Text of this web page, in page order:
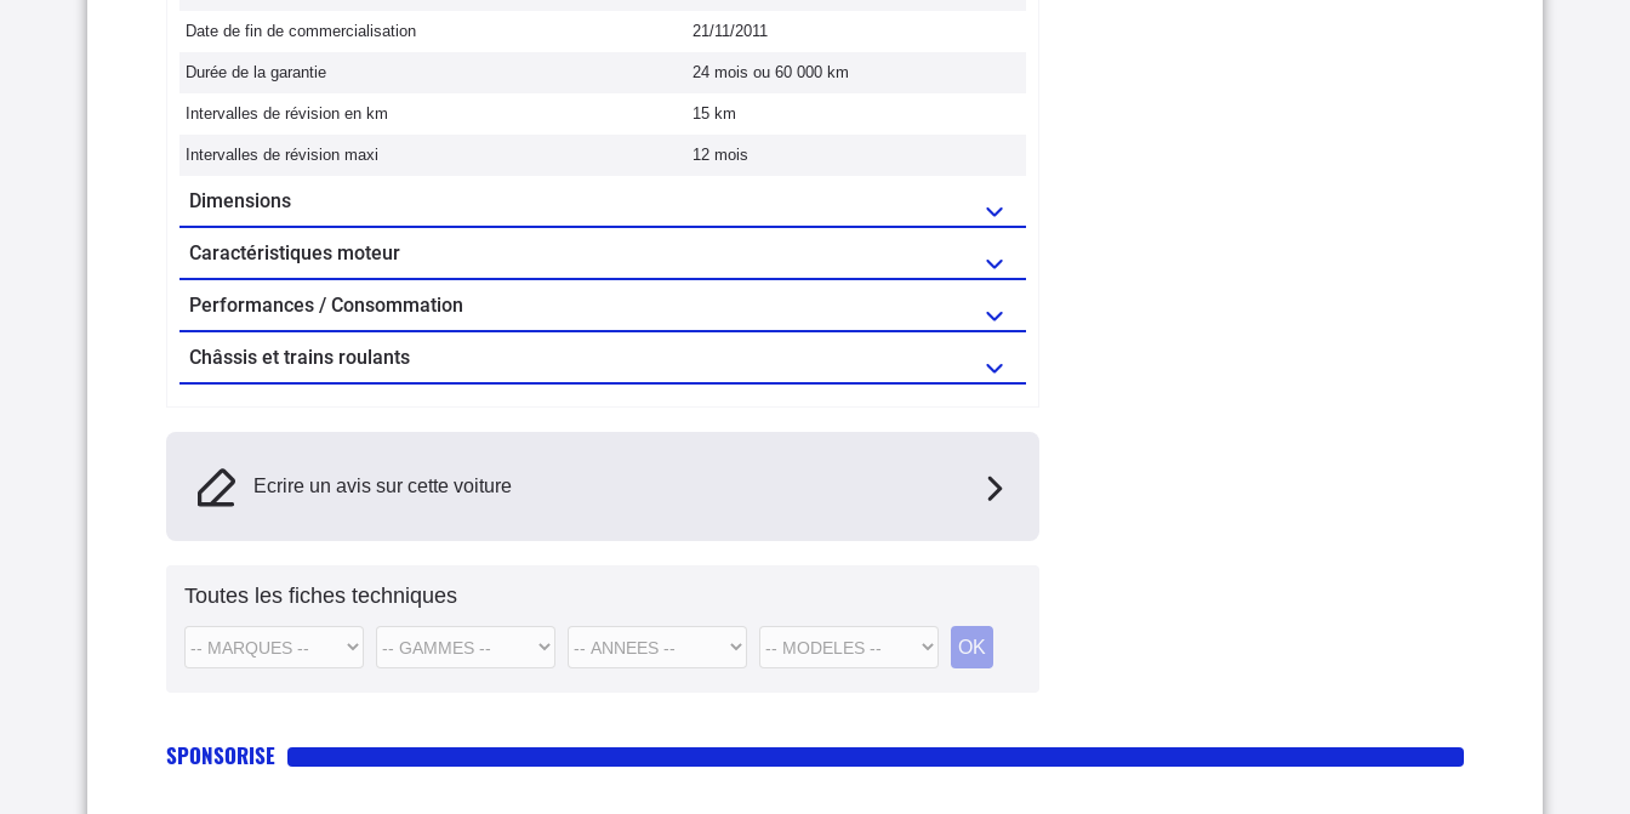
Date de fin de commercialisation 21/11/2011
Durée de la garantie 24 mois ou 60 000 km
Intervalles de révision en km 15 km
Intervalles de révision maxi 12 mois
Dimensions
Caractéristiques moteur
Performances / Consommation
Châssis et trains roulants
Ecrire un avis sur cette voiture
Toutes les fiches techniques
SPONSORISE